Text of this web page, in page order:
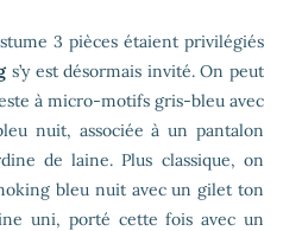
3 pièces étaient privilégiés
s’y est désormais invité. On peut
à micro-motifs gris-bleu avec
nuit, associée à un pantalon
de laine. Plus classique, on
bleu nuit avec un gilet ton
uni, porté cette fois avec un